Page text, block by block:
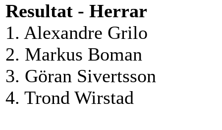
Resultat - Herrar
1. Alexandre Grilo
2. Markus Boman
3. Göran Sivertsson
4. Trond Wirstad